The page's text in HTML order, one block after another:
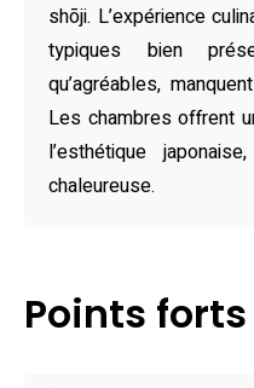
Une fois vos sens
restaurant sur place, où
ravit par sa finesse et
options ne manquent
trésors culinaires variés,
restaurant Sorriso ou des
shōji. L’expérience
typiques bien
qu’agréables,
Les chambres offrent
l’esthétique
chaleureuse.
Points